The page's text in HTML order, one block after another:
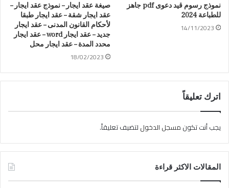
نموذج رسوم قيد دعوى pdf جاهز
للطباعة 2024
14/11/2023
صيغة عقد ايجار – نموذج عقد ايجار –
عقد ايجار شقة – عقد ايجار طبقا
لأحكام القانون المدنى – عقد ايجار
جديد – عقد ايجار word – عقد ايجار
محدد المدة – عقد ايجار محل
18/02/2023
اترك تعليقاً
يجب أنت تكون مسجل الدخول لتضيف تعليقاً.
المقالات الاكثر قراءة